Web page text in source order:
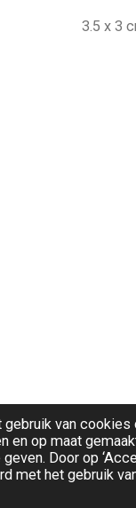
van cookies
en op maat
Door op
met het gebruik
3.5 x 3